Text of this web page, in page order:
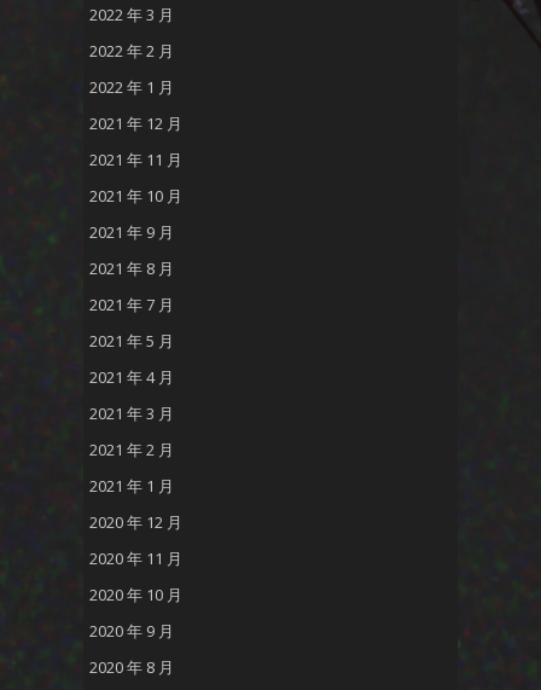
2022 年 3 月
2022 年 2 月
2022 年 1 月
2021 年 12 月
2021 年 11 月
2021 年 10 月
2021 年 9 月
2021 年 8 月
2021 年 7 月
2021 年 5 月
2021 年 4 月
2021 年 3 月
2021 年 2 月
2021 年 1 月
2020 年 12 月
2020 年 11 月
2020 年 10 月
2020 年 9 月
2020 年 8 月